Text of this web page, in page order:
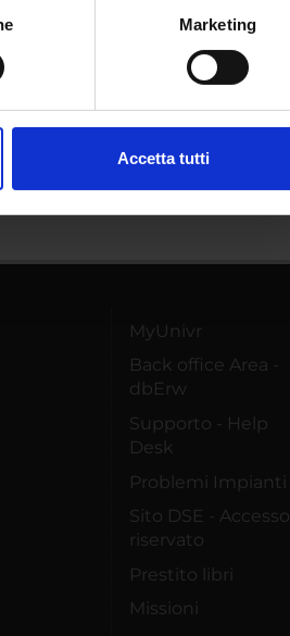
di qualche metro,Marketing
Accetta tutti
MyUnivr
Back office Area -
dbErw
Supporto - Help
Desk
Problemi Impianti
Sito DSE - Accesso
riservato
Prestito libri
Missioni